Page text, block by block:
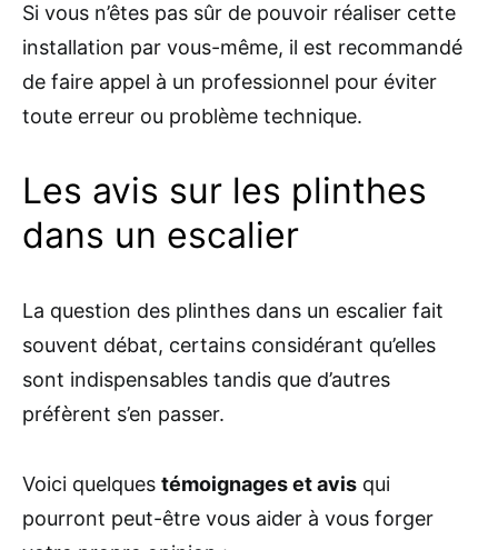
Si vous n’êtes pas sûr de pouvoir réaliser cette
installation par vous-même, il est recommandé
de faire appel à un professionnel pour éviter
toute erreur ou problème technique.
Les avis sur les plinthes
dans un escalier
La question des plinthes dans un escalier fait
souvent débat, certains considérant qu’elles
sont indispensables tandis que d’autres
préfèrent s’en passer.
Voici quelques témoignages et avis qui
pourront peut-être vous aider à vous forger